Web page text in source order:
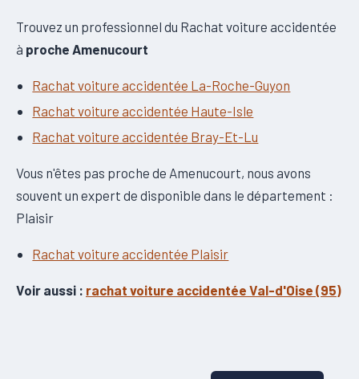
Trouvez un professionnel du Rachat voiture accidentée
à proche Amenucourt
Rachat voiture accidentée La-Roche-Guyon
Rachat voiture accidentée Haute-Isle
Rachat voiture accidentée Bray-Et-Lu
Vous n'êtes pas proche de Amenucourt, nous avons
souvent un expert de disponible dans le département :
Plaisir
Rachat voiture accidentée Plaisir
Voir aussi : rachat voiture accidentée Val-d'Oise (95)